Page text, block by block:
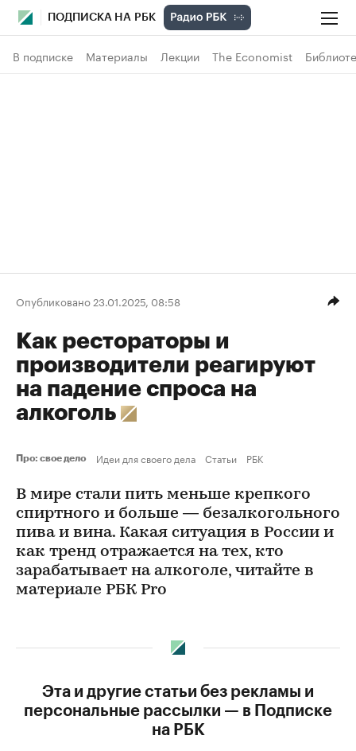
ПОДПИСКА НА РБК
В подписке Материалы Лекции The Economist
Опубликовано 23.01.2025, 08:58
Как рестораторы и
производители реагируют
на падение спроса на
алкоголь
Про: свое дело Идеи для своего дела Статьи РБК
В мире стали пить меньше крепкого
спиртного и больше — безалкогольного
пива и вина. Какая ситуация в России и
как тренд отражается на тех, кто
зарабатывает на алкоголе, читайте в
материале РБК Pro
Эта и другие статьи без рекламы и
персональные рассылки — в Подписке
на РБК